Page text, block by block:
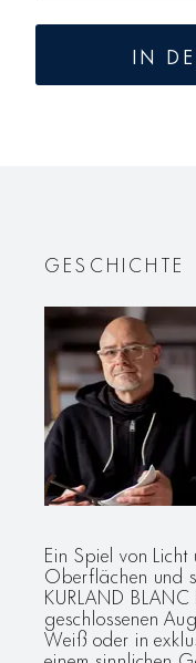
BLANC
IN
GESCHICHTE
Ein Spiel von
Oberflächen und
KURLAND
geschlossenen
Weiß oder in